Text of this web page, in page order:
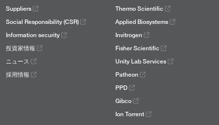
Suppliers
Social Responsibility (CSR)
Information security
投資家情報
ニュース
採用情報
Thermo Scientific
Applied Biosystems
Invitrogen
Fisher Scientific
Unity Lab Services
Patheon
PPD
Gibco
Ion Torrent